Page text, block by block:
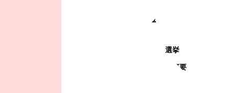
町政情報
選挙
町の概要